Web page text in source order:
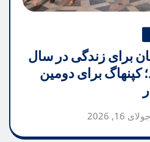
برای زندگی در سال
کپنهاگ برای دومین
جولای 16, 2026